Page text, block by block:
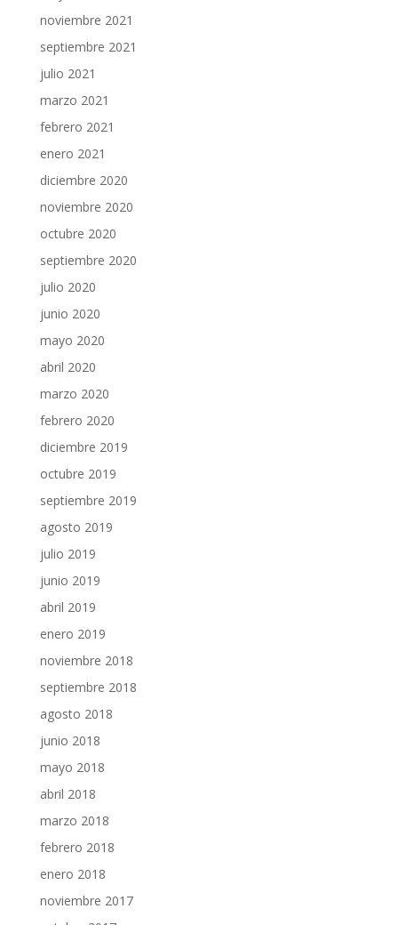
noviembre 2021
septiembre 2021
julio 2021
marzo 2021
febrero 2021
enero 2021
diciembre 2020
noviembre 2020
octubre 2020
septiembre 2020
julio 2020
junio 2020
mayo 2020
abril 2020
marzo 2020
febrero 2020
diciembre 2019
octubre 2019
septiembre 2019
agosto 2019
julio 2019
junio 2019
abril 2019
enero 2019
noviembre 2018
septiembre 2018
agosto 2018
junio 2018
mayo 2018
abril 2018
marzo 2018
febrero 2018
enero 2018
noviembre 2017